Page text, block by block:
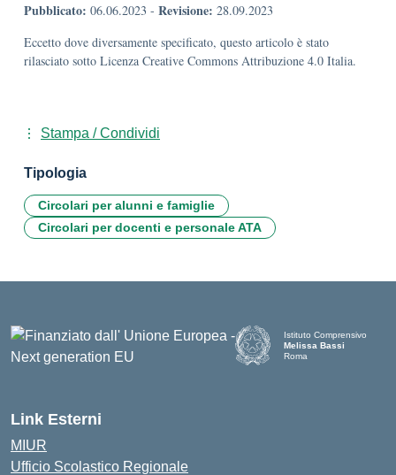
Pubblicato: 06.06.2023 - Revisione: 28.09.2023
Eccetto dove diversamente specificato, questo articolo è stato
rilasciato sotto Licenza Creative Commons Attribuzione 4.0 Italia.
Stampa / Condividi
Tipologia
Circolari per alunni e famiglie
Circolari per docenti e personale ATA
Istituto Comprensivo
Melissa Bassi
Roma
Link Esterni
MIUR
Ufficio Scolastico Regionale